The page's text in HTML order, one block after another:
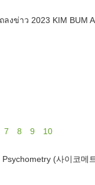
งข่าว 2023 KIM BUM
7 8 9 10
(사이코메